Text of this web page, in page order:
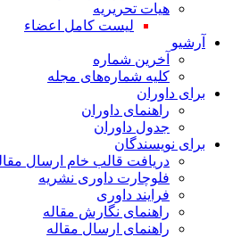
هیات تحریریه
لیست کامل اعضاء
آرشیو
آخرین شماره
کلیه شماره‌های مجله
برای داوران
راهنمای داوران
جدول داوران
برای نویسندگان
دریافت قالب خام ارسال مقاله
فلوچارت داوری نشریه
فرایند داوری
راهنمای نگارش مقاله
راهنمای ارسال مقاله